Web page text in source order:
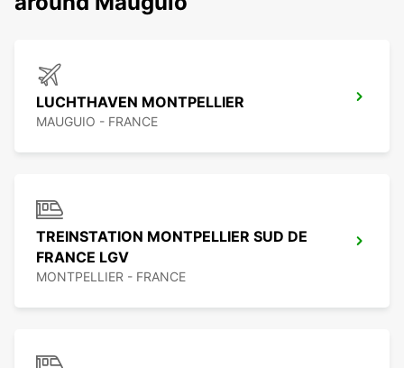
LUCHTHAVEN MONTPELLIER
MAUGUIO - FRANCE
TREINSTATION MONTPELLIER SUD DE
FRANCE LGV
MONTPELLIER - FRANCE